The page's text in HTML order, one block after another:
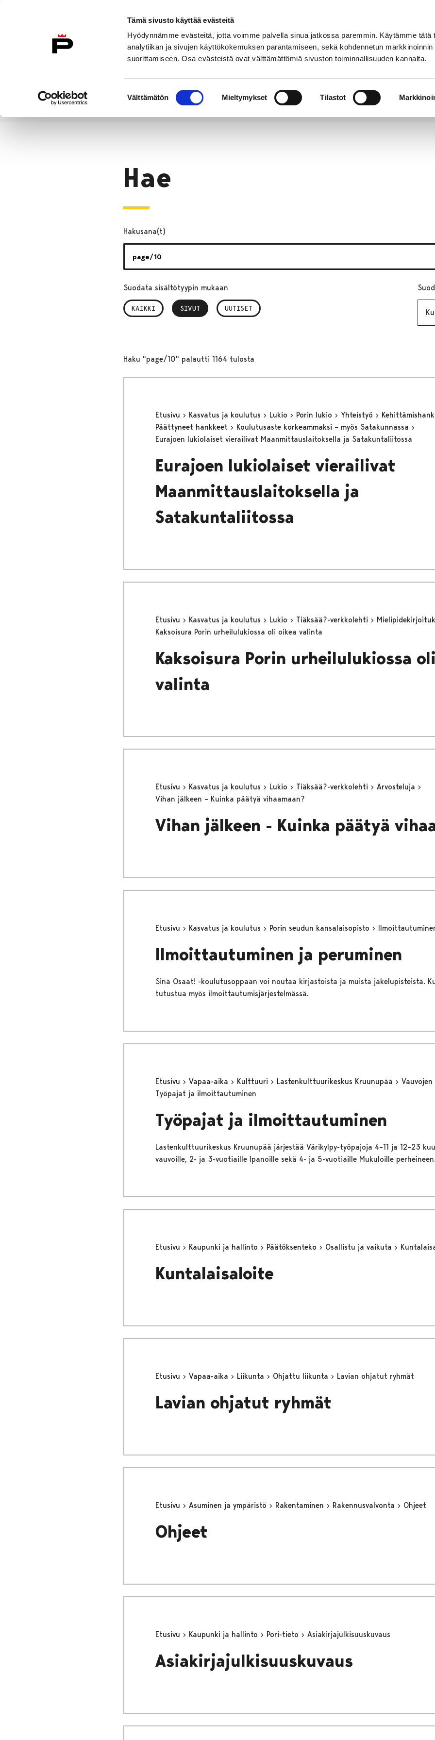
Tämä sivusto käyttää evästeitä
Hyödynnämme evästeitä, jotta voimme palvella sinua jatkossa paremmin. Käytämme tätä
analytiikan ja sivujen käyttökokemuksen parantamiseen, sekä kohdennetun markkinoinnin
suorittamiseen. Osa evästeistä ovat välttämättömiä sivuston toiminnallisuuden kannalta.
valinta
Välttämätön Mieltymykset Tilastot
Etusivulle
Etusivu
Hae
Hakusana(t)
Suodata sisältötyypin mukaan
KAIKKI SIVUT
, VALITTU UUTISET
Haku "page/10" palautti 1164 tulosta
Etusivu Kasvatus ja koulutus Lukio Porin lukio Yhteistyö
Päättyneet hankkeet
Koulutusaste korkeammaksi – myös Satakunnassa
Eurajoen lukiolaiset vierailivat Maanmittauslaitoksella ja Satakuntaliitossa
Eurajoen lukiolaiset vierailivat
Maanmittauslaitoksella ja
Satakuntaliitossa
Etusivu Kasvatus ja koulutus Lukio Tiäksää?-verkkolehti
Kaksoisura Porin urheilulukiossa oli oikea valinta
Kaksoisura Porin urheilulukiossa
valinta
Etusivu Kasvatus ja koulutus Lukio Tiäksää?-verkkolehti
Arvosteluja
Vihan jälkeen – Kuinka päätyä vihaamaan?
Vihan jälkeen - Kuinka päätyä
Etusivu Kasvatus ja koulutus Porin seudun kansalaisopisto
Ilmoittautuminen ja peruminen
Sinä Osaat! -koulutusoppaan voi noutaa kirjastoista ja muista jakelupisteistä.
tutustua myös ilmoittautumisjärjestelmässä.
Etusivu Vapaa-aika Kulttuuri Lastenkulttuurikeskus Kruunupää
Työpajat ja ilmoittautuminen
Työpajat ja ilmoittautuminen
Lastenkulttuurikeskus Kruunupää järjestää Värikylpy-työpajoja 4–11 ja 12–23
vauvoille, 2- ja 3-vuotiaille Ipanoille sekä 4- ja 5-vuotiaille Mukuloille
Etusivu Kaupunki ja hallinto Päätöksenteko Osallistu ja vaikuta
Kuntalaisaloite
Etusivu Vapaa-aika Liikunta Ohjattu liikunta Lavian ohjatut ryhmät
Lavian ohjatut ryhmät
Etusivu Asuminen ja ympäristö Rakentaminen Rakennusvalvonta Ohjeet
Ohjeet
Etusivu Kaupunki ja hallinto Pori-tieto Asiakirjajulkisuuskuvaus
Asiakirjajulkisuuskuvaus